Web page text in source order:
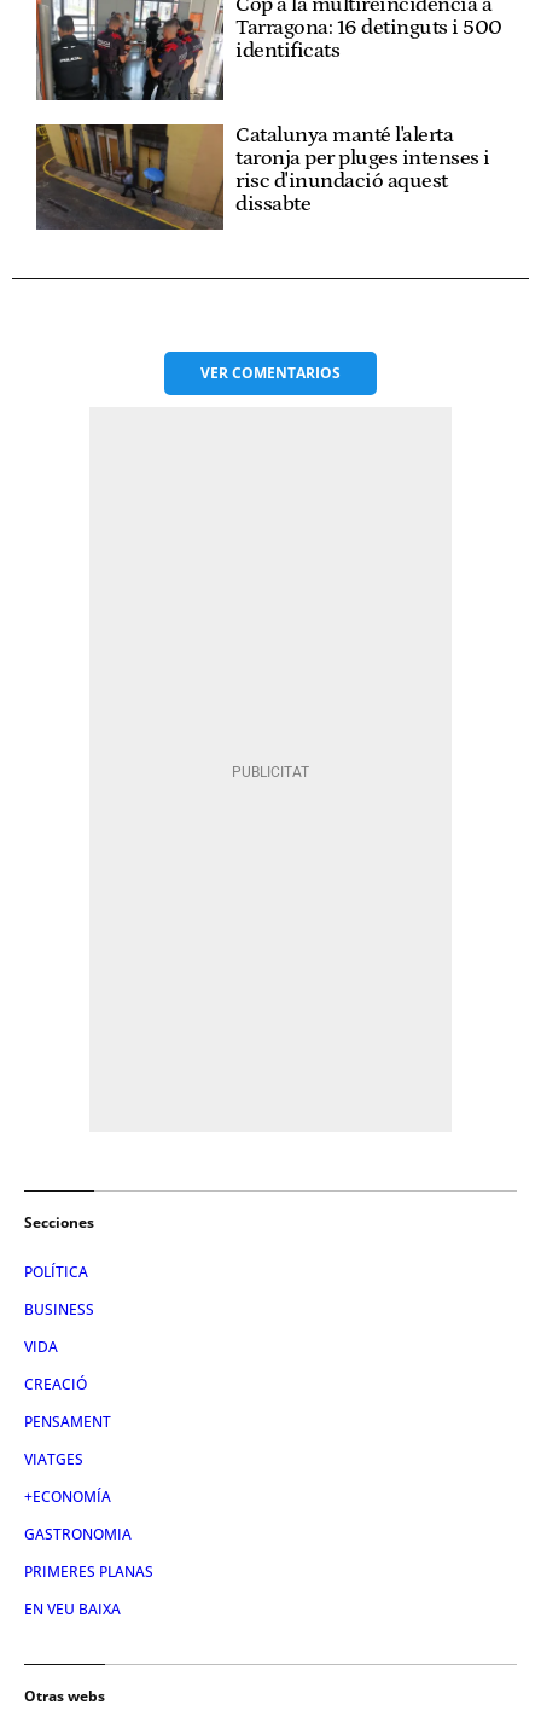
Cop a la multireincidència a
Tarragona: 16 detinguts i 500
identificats
Catalunya manté l'alerta
taronja per pluges intenses i
risc d'inundació aquest
dissabte
VERCOMENTARIOS
Secciones
POLÍTICA
BUSINESS
VIDA
CREACIÓ
PENSAMENT
VIATGES
+ECONOMÍA
GASTRONOMIA
PRIMERES PLANAS
EN VEU BAIXA
Otras webs